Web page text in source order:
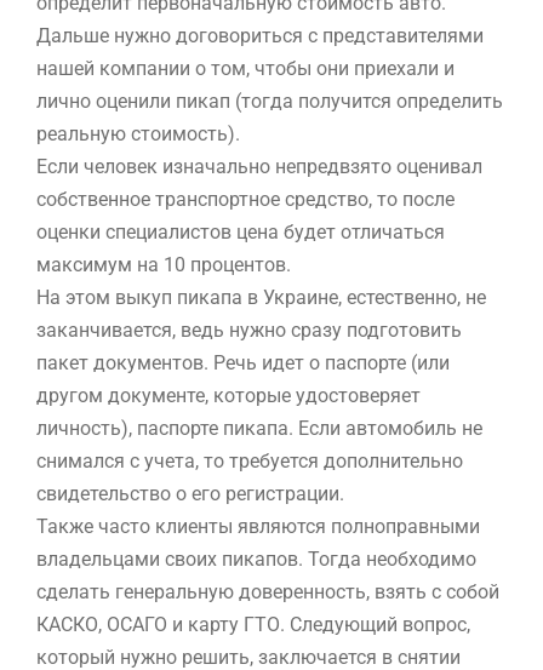
Дальше нужно договориться с представителями
нашей компании о том, чтобы они приехали и
лично оценили пикап (тогда получится определить
реальную стоимость).
Если человек изначально непредвзято оценивал
собственное транспортное средство, то после
оценки специалистов цена будет отличаться
максимум на 10 процентов.
На этом выкуп пикапа в Украине, естественно, не
заканчивается, ведь нужно сразу подготовить
пакет документов. Речь идет о паспорте (или
другом документе, которые удостоверяет
личность), паспорте пикапа. Если автомобиль не
снимался с учета, то требуется дополнительно
свидетельство о его регистрации.
Также часто клиенты являются полноправными
владельцами своих пикапов. Тогда необходимо
сделать генеральную доверенность, взять с собой
КАСКО, ОСАГО и карту ГТО. Следующий вопрос,
который нужно решить, заключается в снятии